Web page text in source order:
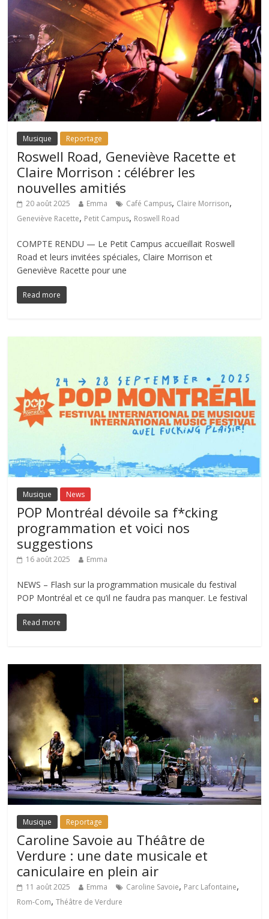
Musique Reportage
Roswell Road, Geneviève Racette et
Claire Morrison : célébrer les
nouvelles amitiés
20 août 2025 Emma Café Campus, Claire Morrison,
Geneviève Racette, Petit Campus, Roswell Road
COMPTE RENDU — Le Petit Campus accueillait Roswell
Road et leurs invitées spéciales, Claire Morrison et
Geneviève Racette pour une
Read more
Musique News
POP Montréal dévoile sa f*cking
programmation et voici nos
suggestions
16 août 2025 Emma
NEWS – Flash sur la programmation musicale du festival
POP Montréal et ce qu’il ne faudra pas manquer. Le festival
Read more
Musique Reportage
Caroline Savoie au Théâtre de
Verdure : une date musicale et
caniculaire en plein air
11 août 2025 Emma Caroline Savoie, Parc Lafontaine,
Rom-Com,Théâtre de Verdure